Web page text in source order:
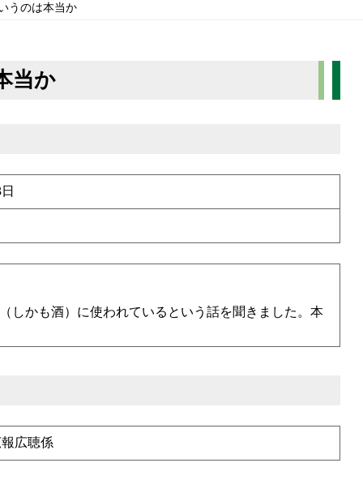
うのは本当か
当か
しかも酒）に使われているという話を聞きました。本
広聴係